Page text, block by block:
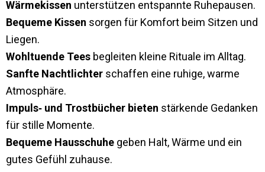
Wärmekissen unterstützen entspannte Ruhepausen.
Bequeme Kissen sorgen für Komfort beim Sitzen und
Liegen.
Wohltuende Tees begleiten kleine Rituale im Alltag.
Sanfte Nachtlichter schaffen eine ruhige, warme
Atmosphäre.
Impuls‑ und Trostbücher bieten stärkende Gedanken
für stille Momente.
Bequeme Hausschuhe geben Halt, Wärme und ein
gutes Gefühl zuhause.